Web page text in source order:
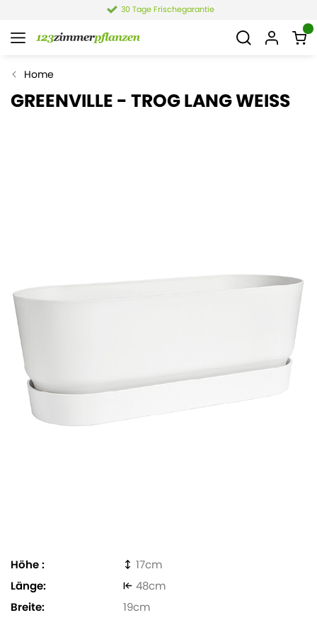
30 Tage Frischegarantie
Home
GREENVILLE - TROG LANG WEISS
Höhe
17
Länge
48
Breite
19